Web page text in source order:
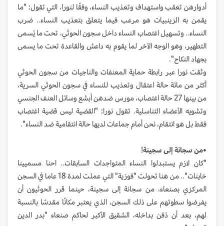
أدوارهن تعقب واستهداف وتعذيب النساء، وفقًا لنورا، التي تقول: "ما
يقمن به الزينبيات هو مرعب فيما يتعلق بتعذيب النساء.. ضرب
النساء.. وتسهيل اغتصاب النساء داخل سجون الحوثي، تحت ما يُسمى
التطهير، وهو الوجه الآخر لما يقوم به داعش والقاعدة تحت ما يسمى
بجهاد النكاح".
وثقت نورا عبر رابطة حماية المعنفات والناجيات من سجون الحوثي
أكثر من مائة حالة اعتقال وتعذيب للنساء في سجون الحوثي السرية،
من بينها 27 حالة اغتصاب، مورس ضدهن أبشع وسائل العنف الجنسي
وتشويه الأعضاء التناسلية. تقول نورا: "القضية ليس قضية اغتصاب
فقط بل هو انتقام، نحن أمام جماعات لديها حالة انتقامية ضد النساء".
•من سجانة إلى سجينة!
"كان لازم يستبدلوا النساء المتواجدات السابقات.. احنا مسميينا
خاينات".. من هنا تحولت "فوزية" التي عملت لمدة 18 عاما في السجن
المركزي بصنعاء، من سجانة إلى سجينة، حينما قرر الحوثيون أن
يفرضوا سطوتهم على ذلك السجن، الذي يعتبر مكانًا مقدسًا بالنسبة
لهم، بعد أن دُفن بداخله، الشقيق الأكبر لحاكم صنعاء "بدر الدين